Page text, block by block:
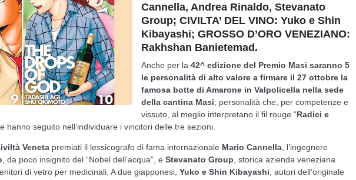
Cannella, Andrea Rinaldo, Stevanato
Group; CIVILTA’ DEL VINO: Yuko e Shin
Kibayashi; GROSSO D’ORO VENEZIANO:
Rakhshan Banietemad.
Anche per la42^ edizione del Premio Masi saranno 5
le personalità di alto valore a firmare il 27 ottobre la
famosa botte di Amarone in Valpolicella nella sede
della cantina Masi; personalità che, per competenze e
vissuto, al meglio interpretano il fil rouge “Radici e
hanno seguito nell’individuare i vincitori delle tre sezioni.
Veneta premiati il lessicografo di fama internazionale Mario Cannella , l’ingegnere
, da poco insignito del “Nobel dell’acqua”, e Stevanato Group , storica azienda veneziana
di vetro per medicinali. A due giapponesi, Yuko e Shin Kibayashi , autori dell’originale